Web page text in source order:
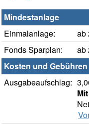
Mindestanlage
Einmalanlage:
ab
Fonds Sparplan:
ab
Kosten und Gebühren
Ausgabeaufschlag: